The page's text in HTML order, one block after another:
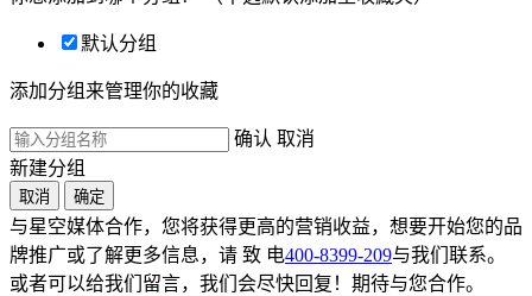
默认分组
添加分组来管理你的收藏
确认 取消
新建分组
取消 确定
与星空媒体合作，您将获得更高的营销收益，想要开始您的品
牌推广或了解更多信息，请 致 电400-8399-209与我们联系。
或者可以给我们留言，我们会尽快回复！期待与您合作。